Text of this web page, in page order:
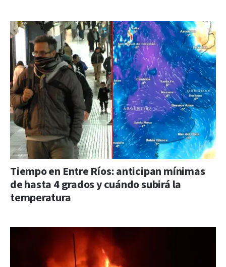
Tiempo en Entre Ríos: anticipan mínimas
de hasta 4 grados y cuándo subirá la
temperatura